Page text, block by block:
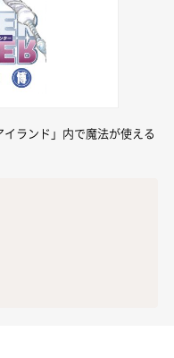
ランド」内で魔法が使える